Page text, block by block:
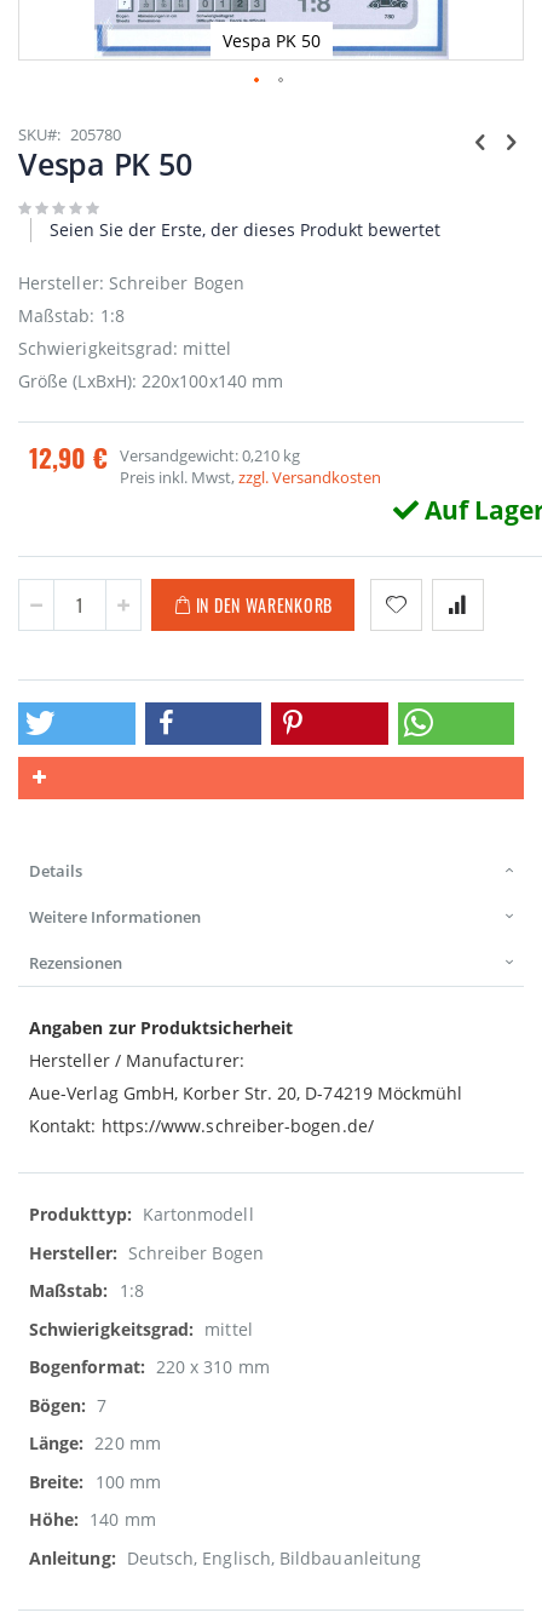
Vespa PK 50
Anfang
der
Bildgalerie
SKU 205780
Vespa PK 50
Seien Sie der Erste, der dieses Produkt bewertet
Hersteller: Schreiber Bogen
Maßstab: 1:8
Schwierigkeitsgrad: mittel
Größe (LxBxH): 220x100x140 mm
12,90 € Versandgewicht: 0,210 kg
Preis inkl. Mwst,zzgl. Versandkosten
Auf
IN DEN WARENKORB
Details
Weitere Informationen
Rezensionen
Angaben zur Produktsicherheit
Hersteller / Manufacturer:
Aue-Verlag GmbH, Korber Str. 20, D-74219 Möckmühl
Kontakt: https://www.schreiber-bogen.de/
Weitere
Informationen
Kartonmodell
Schreiber Bogen
1:8
mittel
220 x 310 mm
7
220 mm
100 mm
140 mm
Deutsch, Englisch, Bildbauanleitung